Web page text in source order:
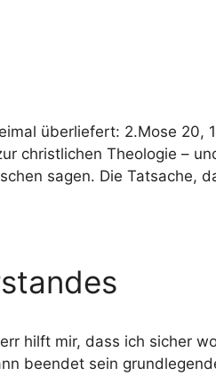
überliefert: 2.Mose 20,
christlichen Theologie –
sagen. Die Tatsache,
hilft mir, dass ich sicher
beendet sein